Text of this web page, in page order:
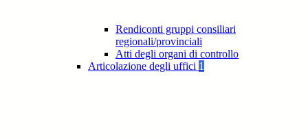
Rendiconti gruppi consiliari
regionali/provinciali
Atti degli organi di controllo
Articolazione degli uffici 1